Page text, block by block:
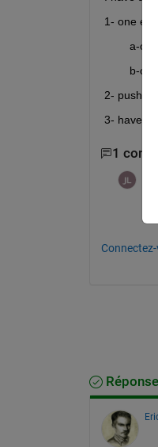
1- one
a-
b-
2- push
3- have a
1